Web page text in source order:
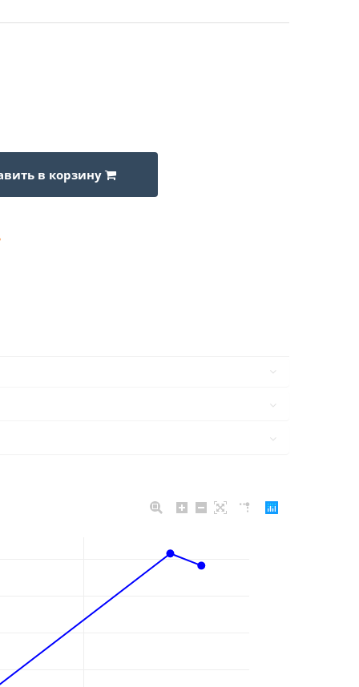
в корзину